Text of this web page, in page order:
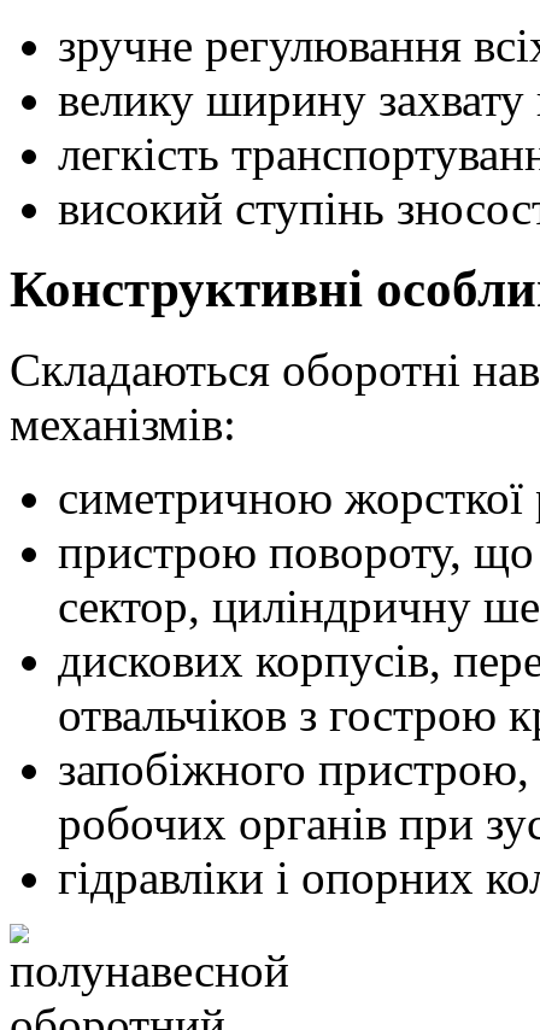
зручне регулювання
велику ширину захвату
легкість
високий ступінь
Конструктивні
Складаються оборотні
механізмів:
симетричною
пристрою повороту, що
сектор, циліндричну
дискових корпусів,
отвальчіков з гострою
запобіжного
робочих органів при
гідравліки і опорних